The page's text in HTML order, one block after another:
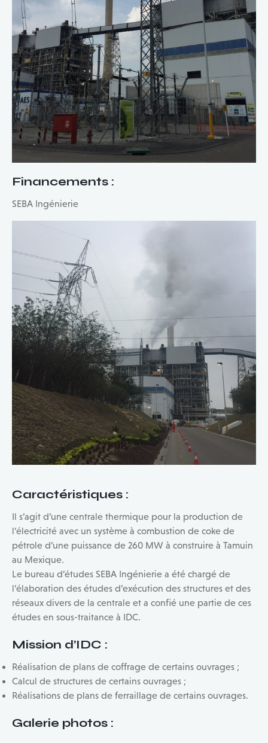
Financements :
SEBA Ingénierie
Caractéristiques :
Il s’agit d’une centrale thermique pour la production de
l’électricité avec un système à combustion de coke de
pétrole d’une puissance de 260 MW à construire à Tamuin
au Mexique.
Le bureau d’études SEBA Ingénierie a été chargé de
l’élaboration des études d’exécution des structures et des
réseaux divers de la centrale et a confié une partie de ces
études en sous-traitance à IDC.
Mission d’IDC :
Réalisation de plans de coffrage de certains ouvrages ;
Calcul de structures de certains ouvrages ;
Réalisations de plans de ferraillage de certains ouvrages.
Galerie photos :